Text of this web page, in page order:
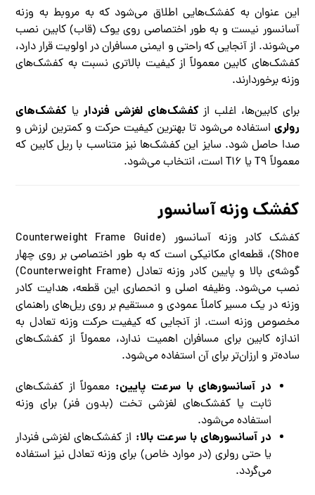
این عنوان به کفشک‌هایی اطلاق می‌شود که به مروبط به وزنه
آسانسور نیست و به طور اختصاصی روی یوک (قاب) کابین نصب
می‌شوند. از آنجایی که راحتی و ایمنی مسافران در اولویت قرار دارد،
کفشک‌های کابین معمولاً از کیفیت بالاتری نسبت به کفشک‌های
وزنه برخوردارند.
برای کابین‌ها، اغلب ازکفشک‌های لغزشی فنردار یا کفشک‌های
رولری استفاده می‌شود تا بهترین کیفیت حرکت و کمترین لرزش و
صدا حاصل شود. سایز این کفشک‌ها نیز متناسب با ریل کابین که
معمولاً T۹ یا T۱۶ است، انتخاب می‌شود.
کفشک وزنه آسانسور
کفشک کادر وزنه آسانسور (Counterweight Frame Guide
Shoe)، قطعه‌ای مکانیکی است که به طور اختصاصی بر روی چهار
گوشه‌ی بالا و پایین کادر وزنه تعادل (Counterweight Frame)
نصب می‌شود. وظیفه اصلی و انحصاری این قطعه، هدایت کادر
وزنه در یک مسیر کاملاً عمودی و مستقیم بر روی ریل‌های راهنمای
مخصوص وزنه است. از آنجایی که کیفیت حرکت وزنه تعادل به
اندازه کابین برای مسافران اهمیت ندارد، معمولاً از کفشک‌های
ساده‌تر و ارزان‌تر برای آن استفاده می‌شود.
در آسانسورهای با سرعت پایین: معمولاً از کفشک‌های
ثابت یا کفشک‌های لغزشی تخت (بدون فنر) برای وزنه
استفاده می‌شود.
در آسانسورهای با سرعت بالا: از کفشک‌های لغزشی فنردار
یا حتی رولری (در موارد خاص) برای وزنه تعادل نیز استفاده
می‌گردد.